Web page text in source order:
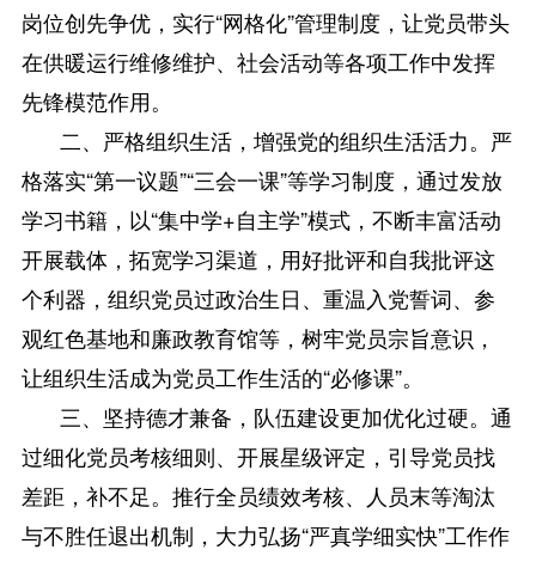
岗位创先争优，实行“网格化”管理制度，让党员带头
在供暖运行维修维护、社会活动等各项工作中发挥
先锋模范作用。
二、严格组织生活，增强党的组织生活活力。严
格落实“第一议题”“三会一课”等学习制度，通过发放
学习书籍，以“集中学+自主学”模式，不断丰富活动
开展载体，拓宽学习渠道，用好批评和自我批评这
个利器，组织党员过政治生日、重温入党誓词、参
观红色基地和廉政教育馆等，树牢党员宗旨意识，
让组织生活成为党员工作生活的“必修课”。
三、坚持德才兼备，队伍建设更加优化过硬。通
过细化党员考核细则、开展星级评定，引导党员找
差距，补不足。推行全员绩效考核、人员末等淘汰
与不胜任退出机制，大力弘扬“严真学细实快”工作作